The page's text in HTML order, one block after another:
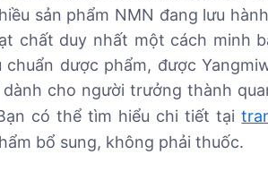
sản phẩm NMN đang lưu
chất duy nhất một cách minh
chuẩn dược phẩm, được
dành cho người trưởng thành
có thể tìm hiểu chi tiết tại
bổ sung, không phải thuốc.